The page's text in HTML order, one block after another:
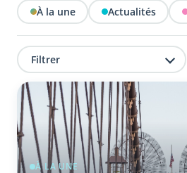
À la une Actualités
Filtrer
À LA UNE